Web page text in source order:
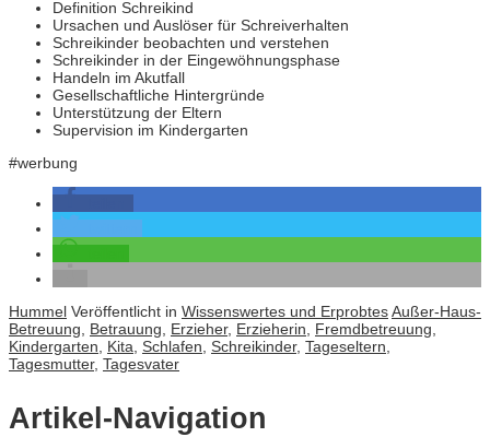
Definition Schreikind
Ursachen und Auslöser für Schreiverhalten
Schreikinder beobachten und verstehen
Schreikinder in der Eingewöhnungsphase
Handeln im Akutfall
Gesellschaftliche Hintergründe
Unterstützung der Eltern
Supervision im Kindergarten
#werbung
Hummel Veröffentlicht in Wissenswertes und ErprobtesAußer-Haus-
Betreuung
Betrauung Erzieher, Erzieherin Fremdbetreuung
Kindergarten
Kita Schlafen Schreikinder, Tageseltern
Tagesmutter, Tagesvater
Artikel-Navigation